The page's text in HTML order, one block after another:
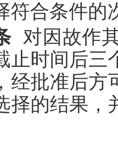
符合条件的
对因故作
止时间后三
经批准后方
择的结果，